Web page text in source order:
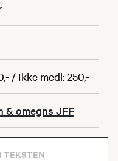
/ Ikke medl: 250,-
& omegns JFF
TEKSTEN